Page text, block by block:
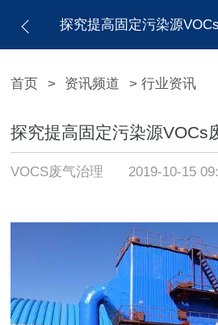
探究提高固定污染源
首页 > 资讯频道 > 行业资讯
探究提高固定污染源VOCs
VOCS废气治理 2019-10-15